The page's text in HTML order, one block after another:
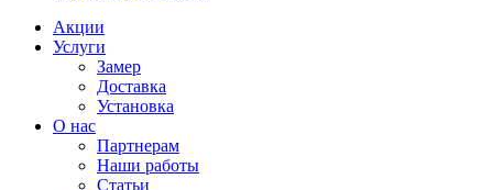
Акции
Услуги
Замер
Доставка
Установка
О нас
Партнерам
Наши работы
Статьи